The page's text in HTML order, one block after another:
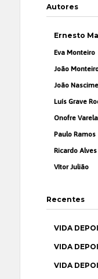
Autores
Ernesto
Eva Monteiro
João
João
Luís Grave
Onofre Varela
Paulo Ramos
Ricardo Alves
Vítor Julião
Recentes
VIDA
VIDA
VIDA